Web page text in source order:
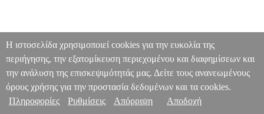
Η ιστοσελίδα χρησιμοποιεί cookies για την ευκολία της
περιήγησης, την εξατομίκευση περιεχομένου και διαφημίσεων και
την ανάλυση της επισκεψιμότητάς μας. Δείτε τους ανανεωμένους
όρους χρήσης για την προστασία δεδομένων και τα cookies.
Πληροφορίες
Ρυθμίσεις Απόρριψη Αποδοχή